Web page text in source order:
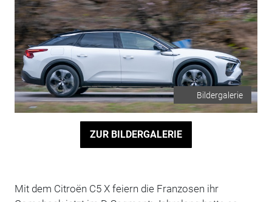
Bildergalerie
ZUR BILDERGALERIE
Mit dem Citroën C5 X feiern die Franzosen ihr